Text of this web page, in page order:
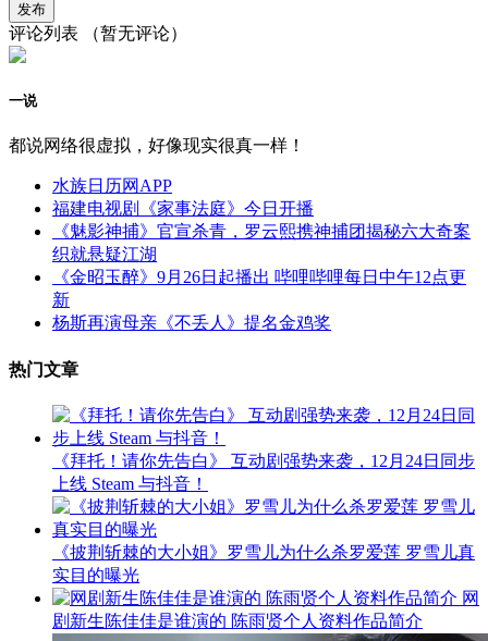
评论列表 （暂无评论）
一说
都说网络很虚拟，好像现实很真一样！
水族日历网APP
福建电视剧《家事法庭》今日开播
《魅影神捕》官宣杀青，罗云熙携神捕团揭秘六大奇案
织就悬疑江湖
《金昭玉醉》9月26日起播出 哔哩哔哩每日中午12点更
新
杨斯再演母亲《不丢人》提名金鸡奖
热门文章
《拜托！请你先告白》 互动剧强势来袭，12月24日同步
上线 Steam 与抖音！
《披荆斩棘的大小姐》罗雪儿为什么杀罗爱莲 罗雪儿真
实目的曝光
网
剧新生陈佳佳是谁演的 陈雨贤个人资料作品简介